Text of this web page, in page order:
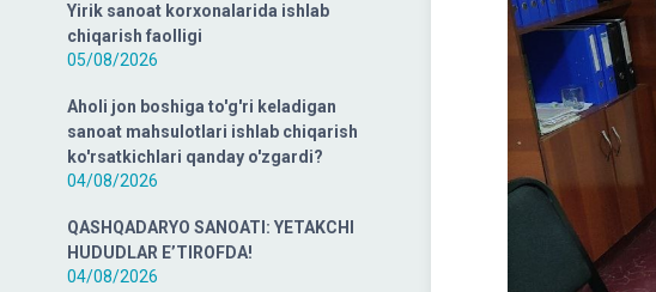
Yirik sanoat korxonalarida ishlab
chiqarish faolligi
05/08/2026
Aholi jon boshiga to'g'ri keladigan
sanoat mahsulotlari ishlab chiqarish
ko'rsatkichlari qanday o'zgardi?
04/08/2026
QASHQADARYO SANOATI: YETAKCHI
HUDUDLAR E’TIROFDA!
04/08/2026